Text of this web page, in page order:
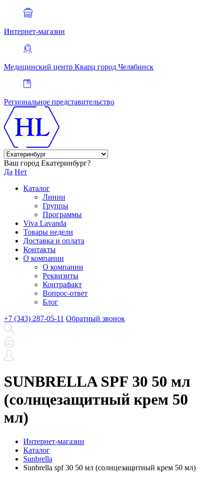
Интернет-магазин
Медицинский центр Кварц город Челябинск
Региональное представительство
Ваш город Екатеринбург?
Да Нет
Каталог
Линии
Группы
Программы
Viva Lavanda
Товары недели
Доставка и оплата
Контакты
О компании
О компании
Реквизиты
Контрафакт
Вопрос-ответ
Блог
+7 (343) 287-05-11 Обратный звонок
SUNBRELLA SPF 30 50 мл
(солнцезащитный крем 50
мл)
Интернет-магазин
Каталог
Sunbrella
Sunbrella spf 30 50 мл (солнцезащитный крем 50 мл)